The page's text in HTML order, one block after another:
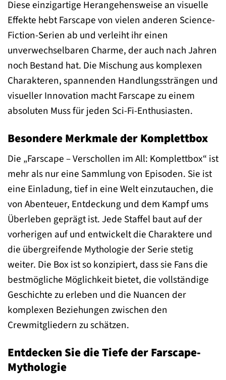
Diese einzigartige Herangehensweise an visuelle
Effekte hebt Farscape von vielen anderen Science-
Fiction-Serien ab und verleiht ihr einen
unverwechselbaren Charme, der auch nach Jahren
noch Bestand hat. Die Mischung aus komplexen
Charakteren, spannenden Handlungssträngen und
visueller Innovation macht Farscape zu einem
absoluten Muss für jeden Sci-Fi-Enthusiasten.
Besondere Merkmale der Komplettbox
Die „Farscape – Verschollen im All: Komplettbox“ ist
mehr als nur eine Sammlung von Episoden. Sie ist
eine Einladung, tief in eine Welt einzutauchen, die
von Abenteuer, Entdeckung und dem Kampf ums
Überleben geprägt ist. Jede Staffel baut auf der
vorherigen auf und entwickelt die Charaktere und
die übergreifende Mythologie der Serie stetig
weiter. Die Box ist so konzipiert, dass sie Fans die
bestmögliche Möglichkeit bietet, die vollständige
Geschichte zu erleben und die Nuancen der
komplexen Beziehungen zwischen den
Crewmitgliedern zu schätzen.
Entdecken Sie die Tiefe der Farscape-
Mythologie